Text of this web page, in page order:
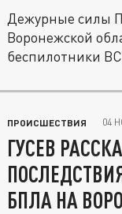
Дежурные силы
Воронежской
беспилотники
ПРОИСШЕСТВИЯ 04
ГУСЕВ
БПЛА НА